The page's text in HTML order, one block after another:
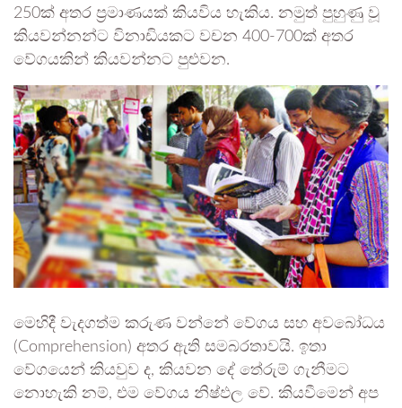
250ක් අතර ප්‍රමාණයක් කියවිය හැකිය. නමුත් පුහුණු වූ
කියවන්නන්ට විනාඩියකට වචන 400-700ක් අතර
වේගයකින් කියවන්නට පුළුවන.
මෙහිදී වැදගත්ම කරුණ වන්නේ වේගය සහ අවබෝධය
(Comprehension) අතර ඇති සමබරතාවයි. ඉතා
වේගයෙන් කියවුව ද, කියවන දේ තේරුම් ගැනීමට
නොහැකි නම්, එම වේගය නිෂ්ඵල වේ. කියවීමෙන් අප